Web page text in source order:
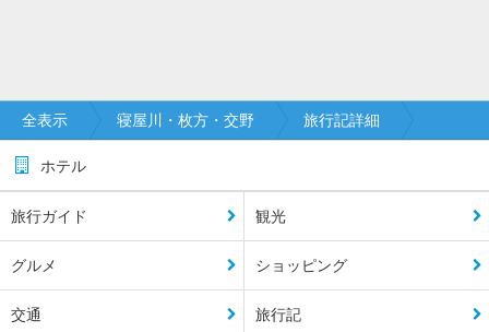
全表示 寝屋川・枚方・交野 旅行記詳細
ホテル
旅行ガイド 観光
グルメ ショッピング
交通 旅行記